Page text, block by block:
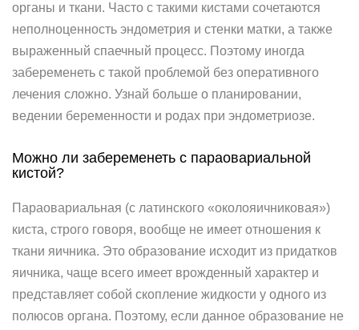
органы и ткани. Часто с такими кистами сочетаются
неполноценность эндометрия и стенки матки, а также
выраженный спаечный процесс. Поэтому иногда
забеременеть с такой проблемой без оперативного
лечения сложно. Узнай больше о планировании,
ведении беременности и родах при эндометриозе.
Можно ли забеременеть с параовариальной
кистой?
Параовариальная (с латинского «околояичниковая»)
киста, строго говоря, вообще не имеет отношения к
ткани яичника. Это образование исходит из придатков
яичника, чаще всего имеет врожденный характер и
представляет собой скопление жидкости у одного из
полюсов органа. Поэтому, если данное образование не